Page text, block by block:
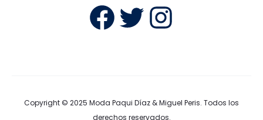
Facebook
Twitter
Copyright © 2025 Moda Paqui Díaz & Miguel Peris. Todos los
derechos reservados.